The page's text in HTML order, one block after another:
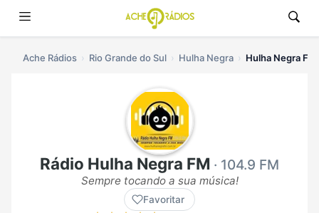
Ache Rádios Rio Grande do Sul Hulha Negra Hulha Negra
Rádio Hulha Negra FM · 104.9 FM
Sempre tocando a sua música!
Favoritar